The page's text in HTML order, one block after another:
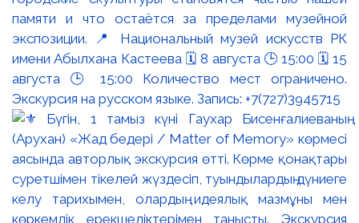
памяти и что остаётся за пределами музейной
экспозиции. 📍 Национальный музей искусств РК
имени Абылхана Кастеева 🗓 8 августа 🕒 15:00 🗓 15
августа 🕒 15:00 Количество мест ограничено.
Экскурсия на русском языке. Запись: +7(727)3945715